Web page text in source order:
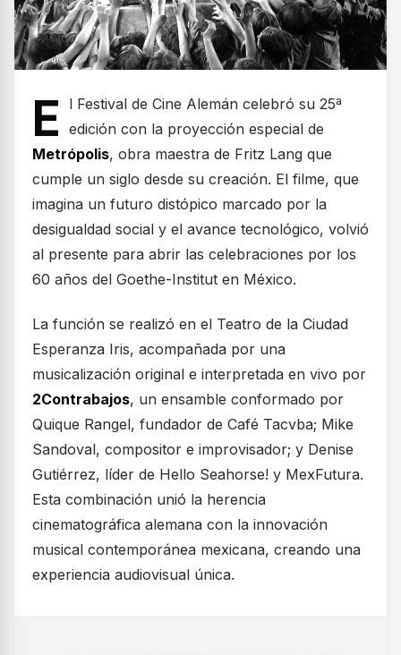
E
l Festival de Cine Alemán celebró su 25ª
edición con la proyección especial de
Metrópolis, obra maestra de Fritz Lang que
cumple un siglo desde su creación. El filme, que
imagina un futuro distópico marcado por la
desigualdad social y el avance tecnológico, volvió
al presente para abrir las celebraciones por los
60 años del Goethe-Institut en México.
La función se realizó en el Teatro de la Ciudad
Esperanza Iris, acompañada por una
musicalización original e interpretada en vivo por
2Contrabajos, un ensamble conformado por
Quique Rangel, fundador de Café Tacvba; Mike
Sandoval, compositor e improvisador; y Denise
Gutiérrez, líder de Hello Seahorse! y MexFutura.
Esta combinación unió la herencia
cinematográfica alemana con la innovación
musical contemporánea mexicana, creando una
experiencia audiovisual única.